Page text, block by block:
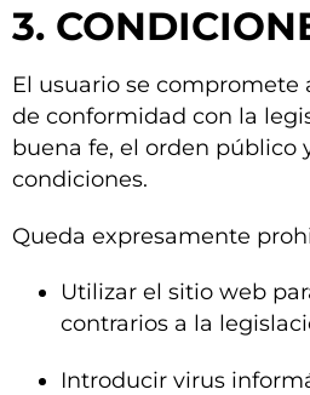
3.
El usuario se
de conformidad con la
buena fe, el orden público
condiciones.
Queda expresamente
Utilizar el sitio web
contrarios a la
Introducir virus